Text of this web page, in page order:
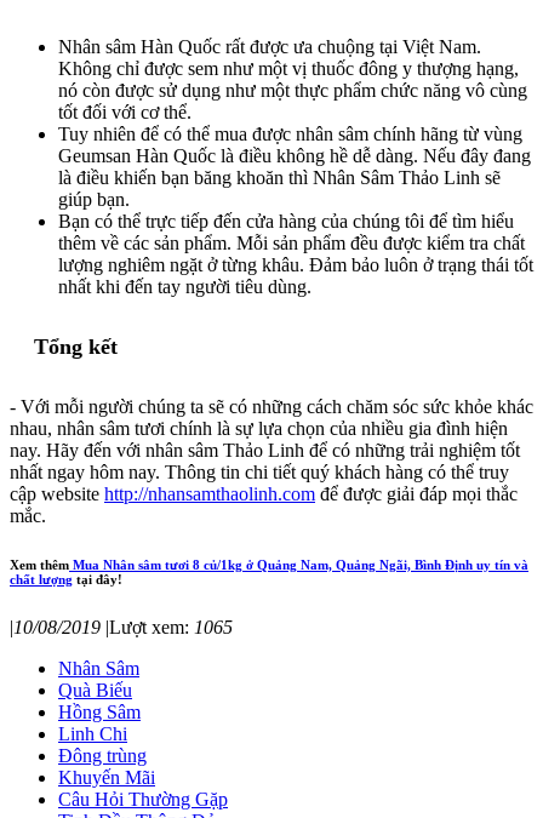
Nhân sâm Hàn Quốc rất được ưa chuộng tại Việt Nam.
Không chỉ được sem như một vị thuốc đông y thượng hạng,
nó còn được sử dụng như một thực phẩm chức năng vô cùng
tốt đối với cơ thể.
Tuy nhiên để có thể mua được nhân sâm chính hãng từ vùng
Geumsan Hàn Quốc là điều không hề dễ dàng. Nếu đây đang
là điều khiến bạn băng khoăn thì Nhân Sâm Thảo Linh sẽ
giúp bạn.
Bạn có thể trực tiếp đến cửa hàng của chúng tôi để tìm hiểu
thêm về các sản phẩm. Mỗi sản phẩm đều được kiểm tra chất
lượng nghiêm ngặt ở từng khâu. Đảm bảo luôn ở trạng thái tốt
nhất khi đến tay người tiêu dùng.
Tổng kết
- Với mỗi người chúng ta sẽ có những cách chăm sóc sức khỏe khác
nhau, nhân sâm tươi chính là sự lựa chọn của nhiều gia đình hiện
nay. Hãy đến với nhân sâm Thảo Linh để có những trải nghiệm tốt
nhất ngay hôm nay. Thông tin chi tiết quý khách hàng có thể truy
cập website http://nhansamthaolinh.com để được giải đáp mọi thắc
mắc.
Xem thêm Mua Nhân sâm tươi 8 củ/1kg ở Quảng Nam, Quảng Ngãi, Bình Định uy tín và
chất lượng tại đây!
|10/08/2019 |Lượt xem: 1065
Nhân Sâm
Quà Biếu
Hồng Sâm
Linh Chi
Đông trùng
Khuyến Mãi
Câu Hỏi Thường Gặp